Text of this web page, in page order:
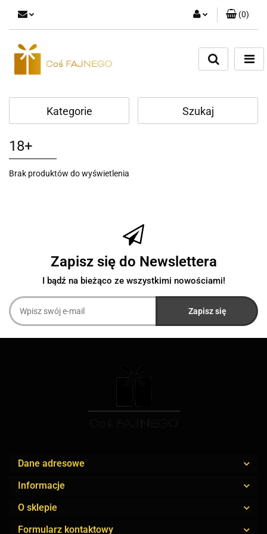
Zaloguj się
(0)
Kategorie Szukaj
18+
Brak produktów do wyświetlenia
Zapisz się do Newslettera
I bądź na bieżąco ze wszystkimi nowościami!
Dane adresowe
Informacje
O sklepie
Formularz kontaktowy